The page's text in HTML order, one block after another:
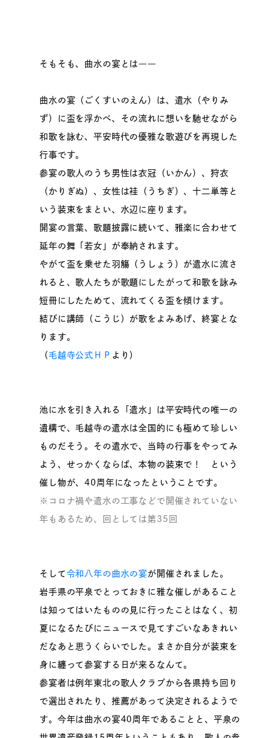
そもそも、曲水の宴とは――
曲水の宴（ごくすいのえん）は、遣水（やりみ
ず）に盃を浮かべ、その流れに想いを馳せながら
和歌を詠む、平安時代の優雅な歌遊びを再現した
行事です。
参宴の歌人のうち男性は衣冠（いかん）、狩衣
（かりぎぬ）、女性は袿（うちぎ）、十二単等と
いう装束をまとい、水辺に座ります。
開宴の言葉、歌題披露に続いて、雅楽に合わせて
延年の舞「若女」が奉納されます。
やがて盃を乗せた羽觴（うしょう）が遣水に流さ
れると、歌人たちが歌題にしたがって和歌を詠み
短冊にしたためて、流れてくる盃を傾けます。
結びに講師（こうじ）が歌をよみあげ、終宴とな
ります。
（ 毛越寺公式ＨＰ より）
池に水を引き入れる「遣水」は平安時代の唯一の
遺構で、毛越寺の遣水は全国的にも極めて珍しい
ものだそう。その遣水で、当時の行事をやってみ
よう、せっかくならば、本物の装束で！ という
催し物が、40周年になったということです。
※コロナ禍や遣水の工事などで開催されていない
年もあるため、回としては第35回
そして 令和八年の曲水の宴が開催されました。
岩手県の平泉でとっておきに雅な催しがあること
は知ってはいたものの見に行ったことはなく、初
夏になるたびにニュースで見てすごいなあきれい
だなあと思うくらいでした。まさか自分が装束を
身に纏って参宴する日が来るなんて。
参宴者は例年東北の歌人クラブから各県持ち回り
で選出されたり、推薦があって決定されるようで
す。今年は曲水の宴40周年であることと、平泉の